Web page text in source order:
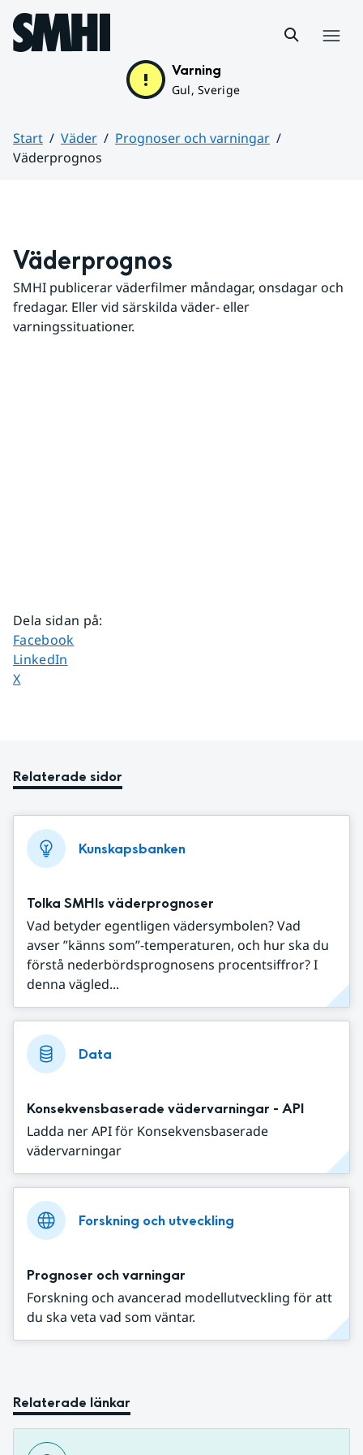
Hoppa till sidans innehåll
Varning
Gul, Sverige
Start Väder
Prognoser och varningar
Väderprognos
Väderprognos
SMHI publicerar väderfilmer måndagar, onsdagar och
fredagar. Eller vid särskilda väder- eller
varningssituationer.
Dela sidan på:
Dela sidan på
Facebook
Dela sidan på
LinkedIn
Dela sidan på
X
Relaterade sidor
Kunskapsbanken
Tolka SMHIs väderprognoser
Vad betyder egentligen vädersymbolen? Vad
avser ”känns som”-temperaturen, och hur ska du
förstå nederbördsprognosens procentsiffror? I
denna vägled...
Data
Konsekvensbaserade vädervarningar - API
Ladda ner API för Konsekvensbaserade
vädervarningar
Forskning och utveckling
Prognoser och varningar
Forskning och avancerad modellutveckling för att
du ska veta vad som väntar.
Relaterade länkar